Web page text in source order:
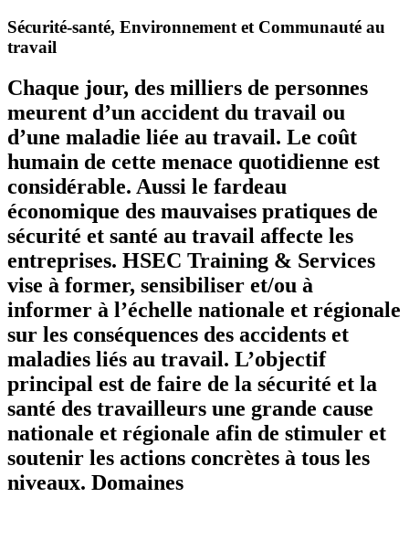
Sécurité-santé, Environnement et Communauté au
travail
Chaque jour, des milliers de personnes
meurent d’un accident du travail ou
d’une maladie liée au travail. Le coût
humain de cette menace quotidienne est
considérable. Aussi le fardeau
économique des mauvaises pratiques de
sécurité et santé au travail affecte les
entreprises. HSEC Training & Services
vise à former, sensibiliser et/ou à
informer à l’échelle nationale et régionale
sur les conséquences des accidents et
maladies liés au travail. L’objectif
principal est de faire de la sécurité et la
santé des travailleurs une grande cause
nationale et régionale afin de stimuler et
soutenir les actions concrètes à tous les
niveaux. Domaines